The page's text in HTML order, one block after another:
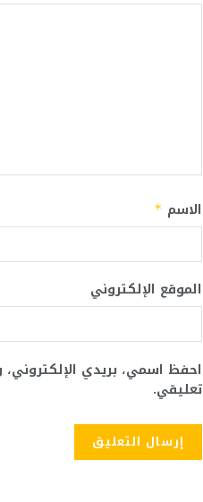
الاسم *
الموقع الإلكتروني
احفظ اسمي، بريدي
تعليقي.